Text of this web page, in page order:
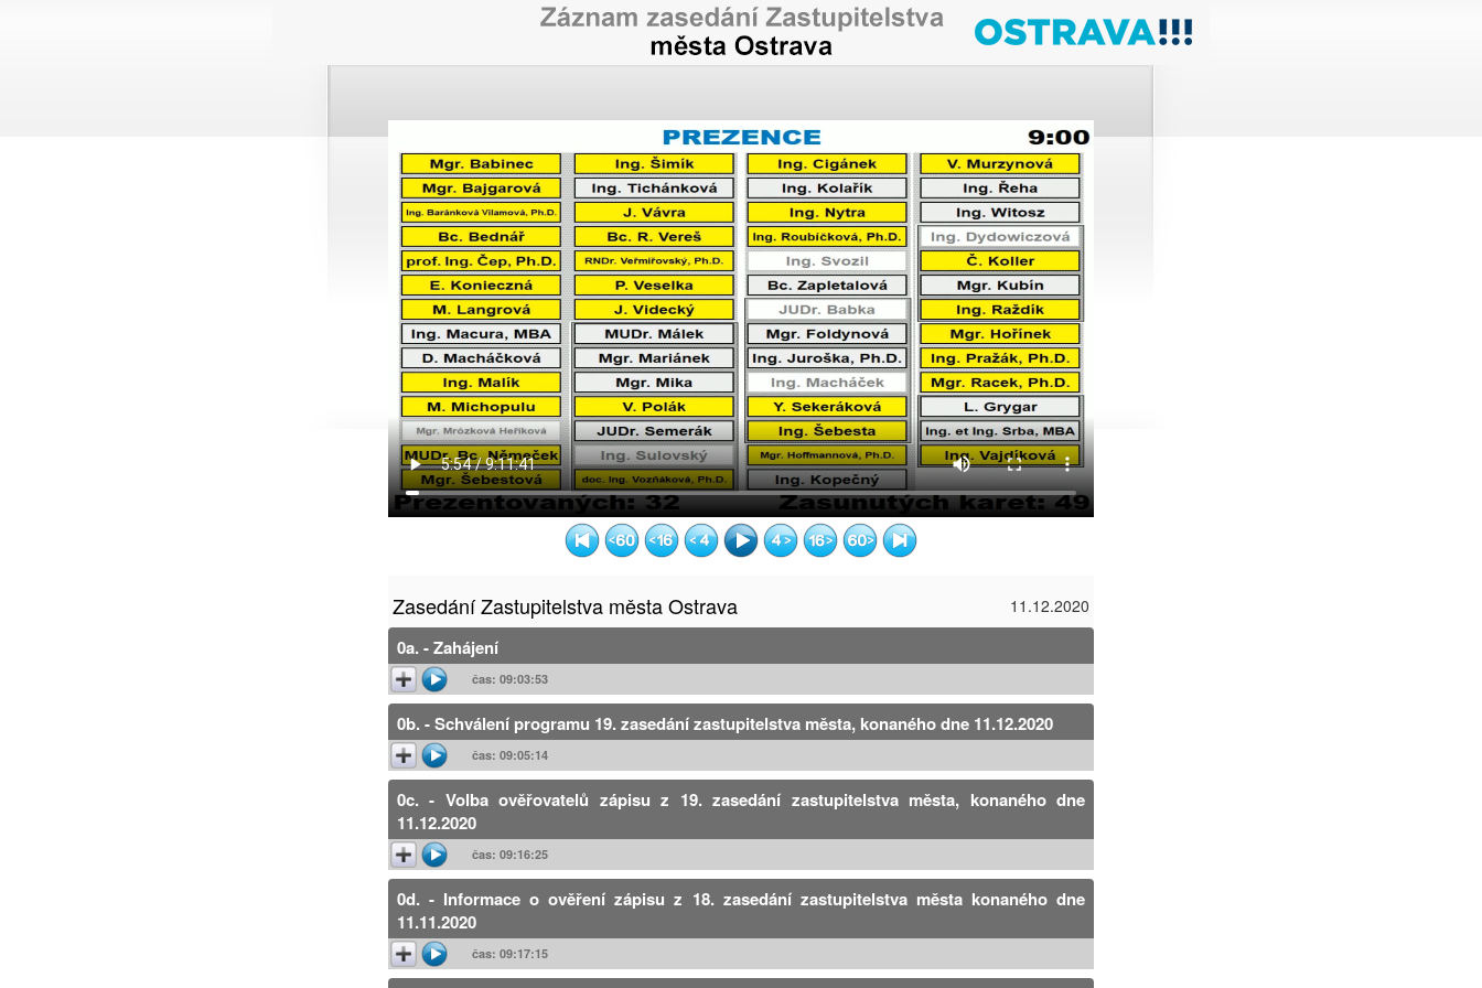
Zasedání Zastupitelstva města Ostrava 11.12.2020
0a. - Zahájení
čas: 09:03:53
0b. - Schválení programu 19. zasedání zastupitelstva města, konaného dne 11.12.2020
čas: 09:05:14
0c. - Volba ověřovatelů zápisu z 19. zasedání zastupitelstva města, konaného dne
11.12.2020
čas: 09:16:25
0d. - Informace o ověření zápisu z 18. zasedání zastupitelstva města konaného dne
11.11.2020
čas: 09:17:15